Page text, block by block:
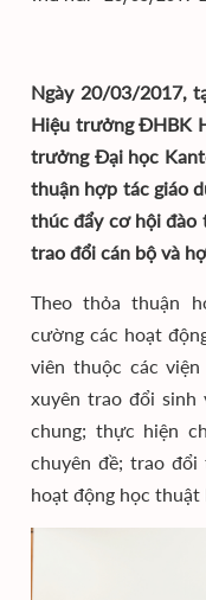
Ngày 20/03/2017,
Hiệu trưởng ĐHBK
trưởng Đại học
thuận hợp tác giáo
thúc đẩy cơ hội đào
trao đổi cán bộ và
Theo thỏa thuận
cường các hoạt
viên thuộc các
xuyên trao đổi
chung; thực hiện
chuyên đề; trao
hoạt động học thuật